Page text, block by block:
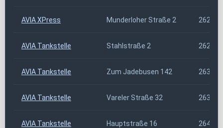
AVIA XPress Munderloher Straße 2 26209
AVIA Tankstelle Stahlstraße 2 26215
AVIA Tankstelle Zum Jadebusen 142 26316
AVIA Tankstelle Vareler Straße 32 26349
AVIA Tankstelle Hauptstraße 16 26409